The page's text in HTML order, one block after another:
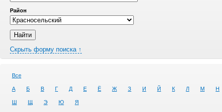
Район
Скрыть форму поиска ↑
Все
А Б В Г Д Е Ё Ж З И Й К Л М Н
Ш Щ Э Ю Я